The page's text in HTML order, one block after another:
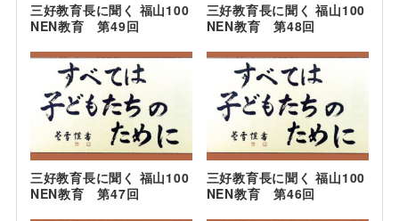
三好教育長に聞く 福山100
NEN教育 第49回
三好教育長に聞く 福山100
NEN教育 第48回
三好教育長に聞く 福山100
NEN教育 第47回
三好教育長に聞く 福山100
NEN教育 第46回